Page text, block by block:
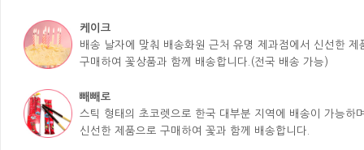
케이크
배송 날자에 맞춰 배송화원 근처 유명 제과점에서 신선한 제
구매하여 꽃상품과 함께 배송합니다.(전국 배송 가능)
빼빼로
스틱 형태의 초코렛으로 한국 대부분 지역에 배송이 가능하
신선한 제품으로 구매하여 꽃과 함께 배송합니다.